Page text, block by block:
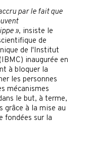
par le fait que
», insiste le
de
de l'Institut
inaugurée en
à bloquer la
les personnes
mécanismes
le but, à terme,
grâce à la mise au
fondées sur la